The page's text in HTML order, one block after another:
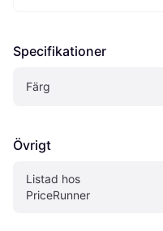
Specifikationer
Färg
Övrigt
Listad hos
PriceRunner